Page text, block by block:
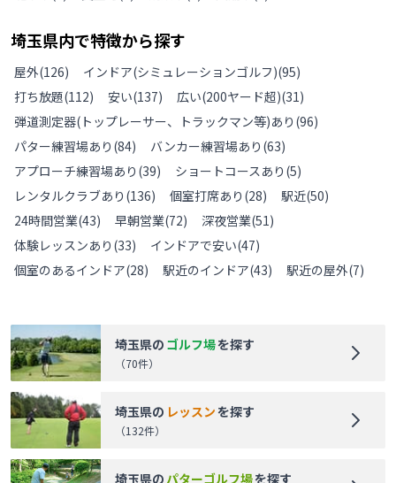
埼玉県内で特徴から探す
屋外(126) インドア(シミュレーションゴルフ)(95)
打ち放題(112) 安い(137) 広い(200ヤード超)(31)
弾道測定器(トップレーサー、トラックマン等)あり (96)
パター練習場あり (84) バンカー練習場あり (63)
アプローチ練習場あり (39) ショートコースあり (5)
レンタルクラブあり (136) 個室打席あり (28) 駅近(50)
24時間営業(43) 早朝営業(72) 深夜営業(51)
体験レッスンあり (33) インドアで安い(47)
個室のあるインドア(28) 駅近のインドア(43) 駅近の屋外(7)
埼玉県の ゴルフ場を探す
（70件）
埼玉県の レッスンを探す
（132件）
埼玉県の パターゴルフ場を探す